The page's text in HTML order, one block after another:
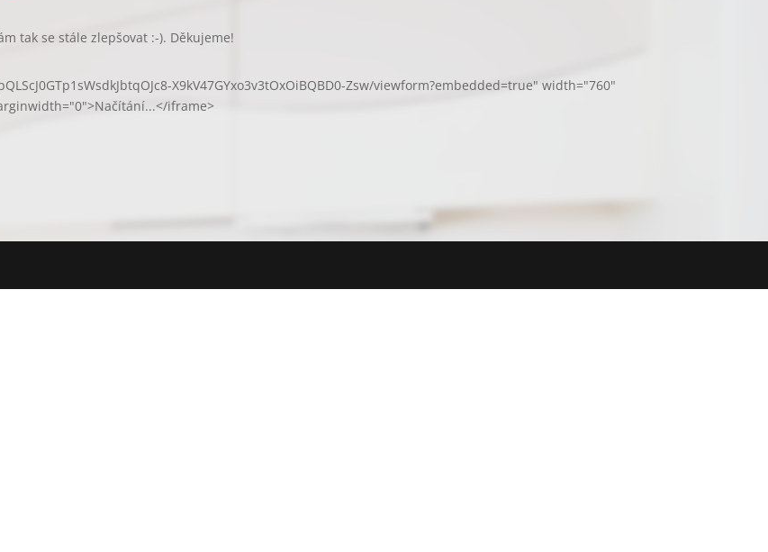
tak se stále zlepšovat :-). Děkujeme!
X9kV47GYxo3v3tOxOiBQBD0-Zsw/viewform?embedded=true" width="760"
iframe>